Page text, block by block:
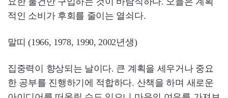
적인 소비가 후회를 줄이는 열쇠다.
말띠 (1966, 1978, 1990, 2002년생)
집중력이 향상되는 날이다. 큰 계획을 세우거나 중요
한 공부를 진행하기에 적합하다. 산책을 하며 새로운